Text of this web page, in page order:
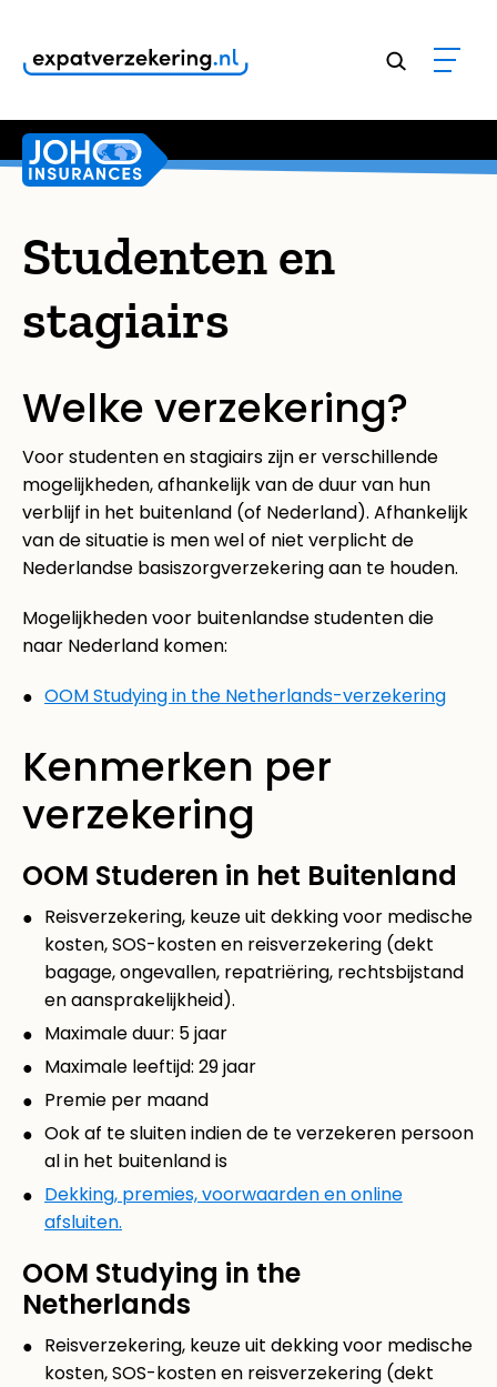
Klanten geven onze dienstverlening een
Studenten en
stagiairs
Welke verzekering?
Voor studenten en stagiairs zijn er verschillende
mogelijkheden, afhankelijk van de duur van hun
verblijf in het buitenland (of Nederland). Afhankelijk
van de situatie is men wel of niet verplicht de
Nederlandse basiszorgverzekering aan te houden.
Mogelijkheden voor buitenlandse studenten die
naar Nederland komen:
OOM Studying in the Netherlands-verzekering
Kenmerken per
verzekering
OOM Studeren in het Buitenland
Reisverzekering, keuze uit dekking voor medische
kosten, SOS-kosten en reisverzekering (dekt
bagage, ongevallen, repatriëring, rechtsbijstand
en aansprakelijkheid).
Maximale duur: 5 jaar
Maximale leeftijd: 29 jaar
Premie per maand
Ook af te sluiten indien de te verzekeren persoon
al in het buitenland is
Dekking, premies, voorwaarden en online
afsluiten.
OOM Studying in the
Netherlands
Reisverzekering, keuze uit dekking voor medische
kosten, SOS-kosten en reisverzekering (dekt